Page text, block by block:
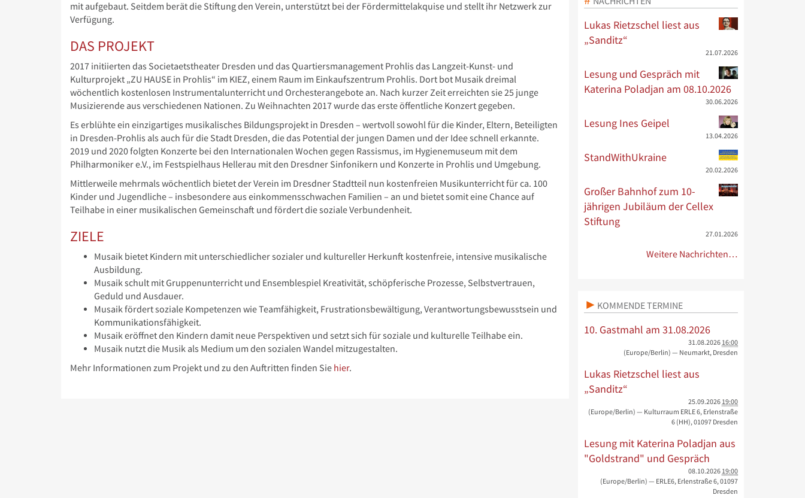
mit aufgebaut. Seitdem berät die Stiftung den Verein, unterstützt bei der Fördermittelakquise und stellt ihr Netzwerk zur
Verfügung.
DAS PROJEKT
2017 initiierten das Societaetstheater Dresden und das Quartiersmanagement Prohlis das Langzeit-Kunst- und
Kulturprojekt „ZU HAUSE in Prohlis“ im KIEZ, einem Raum im Einkaufszentrum Prohlis. Dort bot Musaik dreimal
wöchentlich kostenlosen Instrumentalunterricht und Orchesterangebote an. Nach kurzer Zeit erreichten sie 25 junge
Musizierende aus verschiedenen Nationen. Zu Weihnachten 2017 wurde das erste öffentliche Konzert gegeben.
Es erblühte ein einzigartiges musikalisches Bildungsprojekt in Dresden – wertvoll sowohl für die Kinder, Eltern, Beteiligten
in Dresden-Prohlis als auch für die Stadt Dresden, die das Potential der jungen Damen und der Idee schnell erkannte.
2019 und 2020 folgten Konzerte bei den Internationalen Wochen gegen Rassismus, im Hygienemuseum mit dem
Philharmoniker e.V., im Festspielhaus Hellerau mit den Dresdner Sinfonikern und Konzerte in Prohlis und Umgebung.
Mittlerweile mehrmals wöchentlich bietet der Verein im Dresdner Stadtteil nun kostenfreien Musikunterricht für ca. 100
Kinder und Jugendliche – insbesondere aus einkommensschwachen Familien – an und bietet somit eine Chance auf
Teilhabe in einer musikalischen Gemeinschaft und fördert die soziale Verbundenheit.
ZIELE
Musaik bietet Kindern mit unterschiedlicher sozialer und kultureller Herkunft kostenfreie, intensive musikalische
Ausbildung.
Musaik schult mit Gruppenunterricht und Ensemblespiel Kreativität, schöpferische Prozesse, Selbstvertrauen,
Geduld und Ausdauer.
Musaik fördert soziale Kompetenzen wie Teamfähigkeit, Frustrationsbewältigung, Verantwortungsbewusstsein und
Kommunikationsfähigkeit.
Musaik eröffnet den Kindern damit neue Perspektiven und setzt sich für soziale und kulturelle Teilhabe ein.
Musaik nutzt die Musik als Medium um den sozialen Wandel mitzugestalten.
Mehr Informationen zum Projekt und zu den Auftritten finden Sie hier.
Lukas Rietzschel liest aus
„Sanditz“
21.07.2026
Lesung und Gespräch mit
Katerina Poladjan am 08.10.2026
30.06.2026
Lesung Ines Geipel
13.04.2026
StandWithUkraine
20.02.2026
Großer Bahnhof zum 10-
jährigen Jubiläum der Cellex
Stiftung
27.01.2026
Weitere Nachrichten…
KOMMENDE TERMINE
10. Gastmahl am 31.08.2026
31.08.2026 16:00
(Europe/Berlin) — Neumarkt, Dresden
Lukas Rietzschel liest aus
„Sanditz“
25.09.2026 19:00
(Europe/Berlin) — Kulturraum ERLE 6, Erlenstraße
6 (HH), 01097 Dresden
Lesung mit Katerina Poladjan aus
"Goldstrand" und Gespräch
08.10.2026 19:00
(Europe/Berlin) — ERLE6, Erlenstraße 6, 01097
Dresden